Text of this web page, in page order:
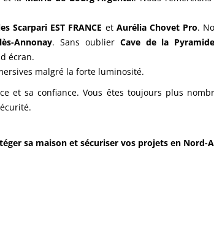
Scarpari EST FRANCE et Aurélia Chovet Pro.
Annonay. Sans oublier Cave de la Pyramide
écran.
malgré la forte luminosité.
et sa confiance. Vous êtes toujours plus
sa maison et sécuriser vos projets en Nord-